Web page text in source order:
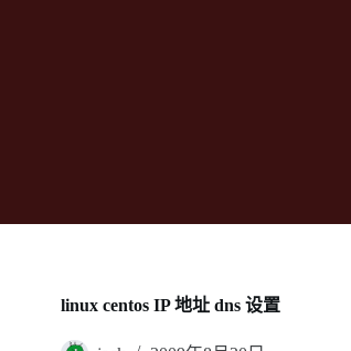
linux centos IP 地址 dns 设置